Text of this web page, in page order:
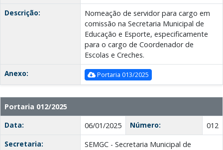
Descrição:
Nomeação de servidor para cargo em
comissão na Secretaria Municipal de
Educação e Esporte, especificamente
para o cargo de Coordenador de
Escolas e Creches.
Anexo:
Portaria 013/2025
Portaria 012/2025
Data:
06/01/2025 Número:
012
Secretaria:
SEMGC - Secretaria Municipal de